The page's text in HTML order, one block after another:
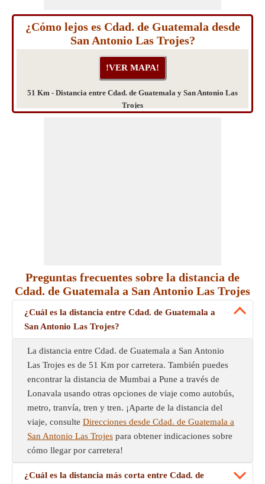
¿Cómo lejos es Cdad. de Guatemala desde
San Antonio Las Trojes?
51 Km - Distancia entre Cdad. de Guatemala y San Antonio Las
Trojes
Preguntas frecuentes sobre la distancia de
Cdad. de Guatemala a San Antonio Las Trojes
¿Cuál es la distancia entre Cdad. de Guatemala a
San Antonio Las Trojes?
La distancia entre Cdad. de Guatemala a San Antonio
Las Trojes es de 51 Km por carretera. También puedes
encontrar la distancia de Mumbai a Pune a través de
Lonavala usando otras opciones de viaje como autobús,
metro, tranvía, tren y tren. ¡Aparte de la distancia del
viaje, consulte Direcciones desde Cdad. de Guatemala a
San Antonio Las Trojes para obtener indicaciones sobre
cómo llegar por carretera!
¿Cuál es la distancia más corta entre Cdad. de